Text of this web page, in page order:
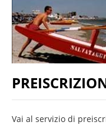
Vai al servizio di